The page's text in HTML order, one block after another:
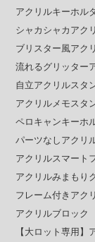
アクリルキーホル
シャカシャカアク
ブリスター風アク
流れるグリッター
自立アクリルスタ
アクリルメモスタ
ペロキャンキーホ
パーツなしアクリ
アクリルスマート
アクリルみまもり
フレーム付きアク
アクリルブロック
【大ロット専用】